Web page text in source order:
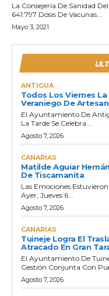
La Consejería De Sanidad
641.797 Dosis De Vacunas...
Mayo 3, 2021
ANTIGUA
Todos Los Viernes
Veraniego De
El Ayuntamiento De
La Tarde Se Celebra...
Agosto 7, 2026
CANARIAS
Matilde Aguiar
De Tiscamanita
Las Emociones
Ayer, Jueves 6...
Agosto 7, 2026
CANARIAS
Tuineje Logra El
Atracado En Gran
El Ayuntamiento De
Gestión Conjunta Con
Agosto 7, 2026